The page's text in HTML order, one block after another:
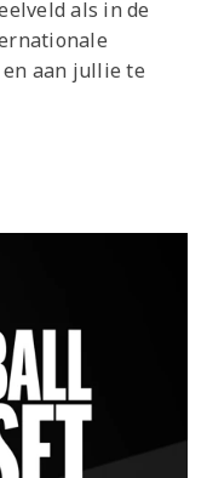
als in de
aan jullie te